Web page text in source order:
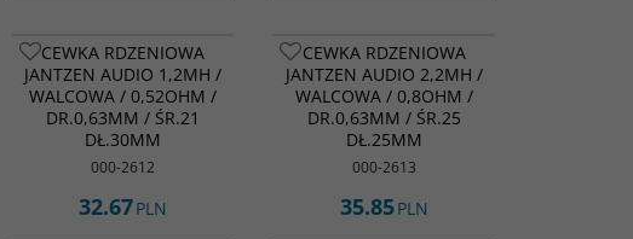
NOWOŚĆ
CEWKA RDZENIOWA
JANTZEN AUDIO 1,2MH /
WALCOWA / 0,52OHM /
DR.0,63MM / ŚR.21
DŁ.30MM
000-2612
32.67PLN
NOWOŚĆ
CEWKA RDZENIOWA
JANTZEN AUDIO 2,2MH /
WALCOWA / 0,8OHM /
DR.0,63MM / ŚR.25
DŁ.25MM
000-2613
35.85PLN